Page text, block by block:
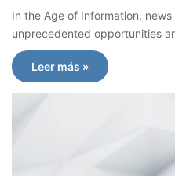
In the Age of Information,
unprecedented opportunities
Leer más »